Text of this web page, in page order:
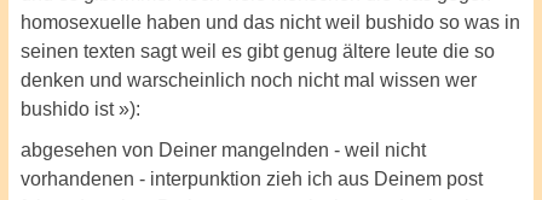
homosexuelle haben und das nicht weil bushido so was in
seinen texten sagt weil es gibt genug ältere leute die so
denken und warscheinlich noch nicht mal wissen wer
bushido ist »):
abgesehen von Deiner mangelnden - weil nicht
vorhandenen - interpunktion zieh ich aus Deinem post